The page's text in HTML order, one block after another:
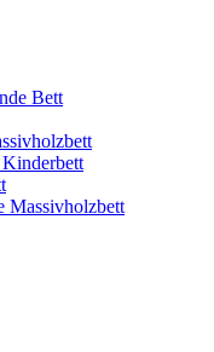
Bett
Massivholzbett